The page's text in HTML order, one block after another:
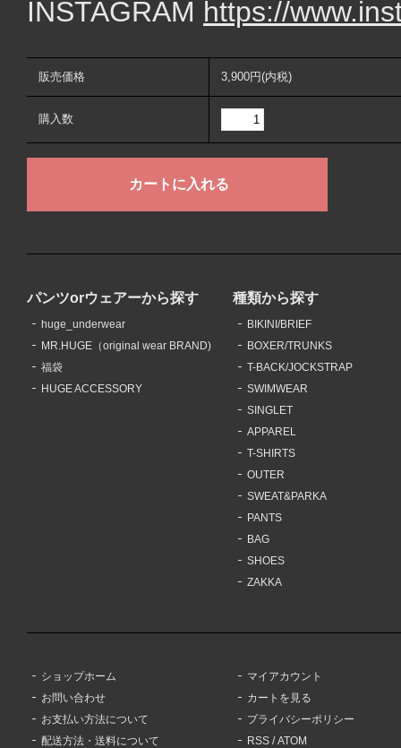
INSTAGRAM https://
販売価格 3,900円(内税)
購入数
パンツorウェアーから探す
huge_underwear
MR.HUGE（original wear BRAND)
福袋
HUGE ACCESSORY
種類から探す
BIKINI/BRIEF
BOXER/TRUNKS
T-BACK/JOCKSTRAP
SWIMWEAR
SINGLET
APPAREL
T-SHIRTS
OUTER
SWEAT&PARKA
PANTS
BAG
SHOES
ZAKKA
ショップホーム
お問い合わせ
お支払い方法について
配送方法・送料について
マイアカウント
カートを見る
プライバシーポリシー
RSS /ATOM